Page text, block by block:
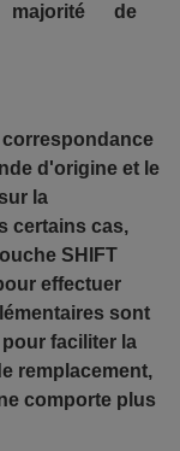
de
d'origine et le
la
certains cas,
SHIFT
effectuer
sont
faciliter la
remplacement,
comporte plus